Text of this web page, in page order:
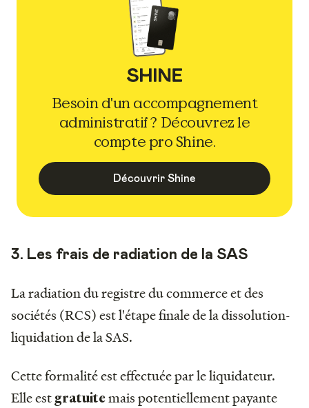
Besoin d'un accompagnement
administratif ? Découvrez le
compte pro Shine.
Découvrir Shine
3. Les frais de radiation de la SAS
La radiation du registre du commerce et des
sociétés (RCS) est l'étape finale de la dissolution-
liquidation de la SAS.
Cette formalité est effectuée par le liquidateur.
Elle est gratuitemais potentiellement payante